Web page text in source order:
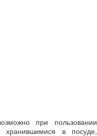
при пользовании
хранившимися в посуде,